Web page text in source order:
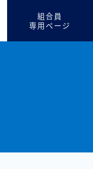
組合員
専用ページ